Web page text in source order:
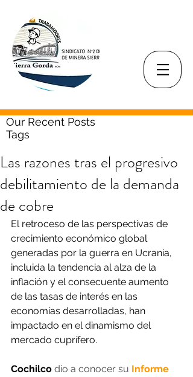
Our Recent Posts
Tags
Las razones tras el progresivo
debilitamiento de la demanda
de cobre
El retroceso de las perspectivas de
crecimiento económico global
generadas por la guerra en Ucrania,
incluida la tendencia al alza de la
inflación y el consecuente aumento
de las tasas de interés en las
economías desarrolladas, han
impactado en el dinamismo del
mercado cuprífero.
Cochilco dio a conocer su Informe